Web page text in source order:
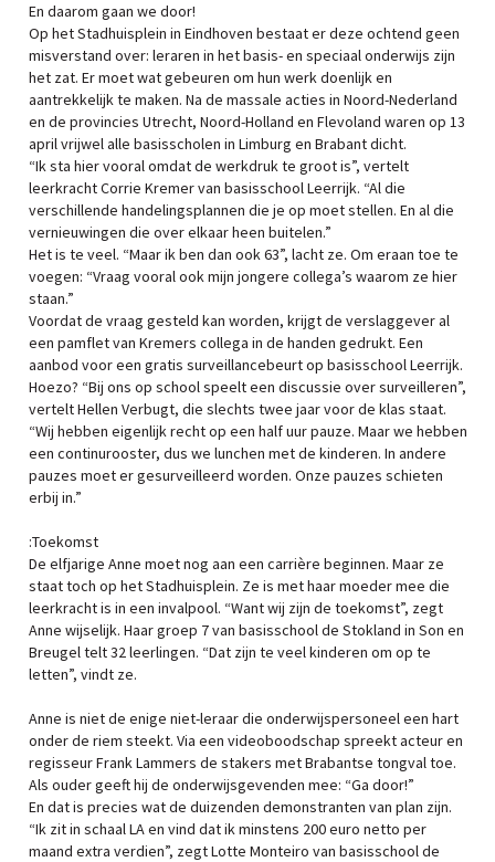
En daarom gaan we door!
Op het Stadhuisplein in Eindhoven bestaat er deze ochtend geen
misverstand over: leraren in het basis- en speciaal onderwijs zijn
het zat. Er moet wat gebeuren om hun werk doenlijk en
aantrekkelijk te maken. Na de massale acties in Noord-Nederland
en de provincies Utrecht, Noord-Holland en Flevoland waren op 13
april vrijwel alle basisscholen in Limburg en Brabant dicht.
“Ik sta hier vooral omdat de werkdruk te groot is”, vertelt
leerkracht Corrie Kremer van basisschool Leerrijk. “Al die
verschillende handelingsplannen die je op moet stellen. En al die
vernieuwingen die over elkaar heen buitelen.”
Het is te veel. “Maar ik ben dan ook 63”, lacht ze. Om eraan toe te
voegen: “Vraag vooral ook mijn jongere collega’s waarom ze hier
staan.”
Voordat de vraag gesteld kan worden, krijgt de verslaggever al
een pamflet van Kremers collega in de handen gedrukt. Een
aanbod voor een gratis surveillancebeurt op basisschool Leerrijk.
Hoezo? “Bij ons op school speelt een discussie over surveilleren”,
vertelt Hellen Verbugt, die slechts twee jaar voor de klas staat.
“Wij hebben eigenlijk recht op een half uur pauze. Maar we hebben
een continurooster, dus we lunchen met de kinderen. In andere
pauzes moet er gesurveilleerd worden. Onze pauzes schieten
erbij in.”
:Toekomst
De elfjarige Anne moet nog aan een carrière beginnen. Maar ze
staat toch op het Stadhuisplein. Ze is met haar moeder mee die
leerkracht is in een invalpool. “Want wij zijn de toekomst”, zegt
Anne wijselijk. Haar groep 7 van basisschool de Stokland in Son en
Breugel telt 32 leerlingen. “Dat zijn te veel kinderen om op te
letten”, vindt ze.
Anne is niet de enige niet-leraar die onderwijspersoneel een hart
onder de riem steekt. Via een videoboodschap spreekt acteur en
regisseur Frank Lammers de stakers met Brabantse tongval toe.
Als ouder geeft hij de onderwijsgevenden mee: “Ga door!”
En dat is precies wat de duizenden demonstranten van plan zijn.
“Ik zit in schaal LA en vind dat ik minstens 200 euro netto per
maand extra verdien”, zegt Lotte Monteiro van basisschool de